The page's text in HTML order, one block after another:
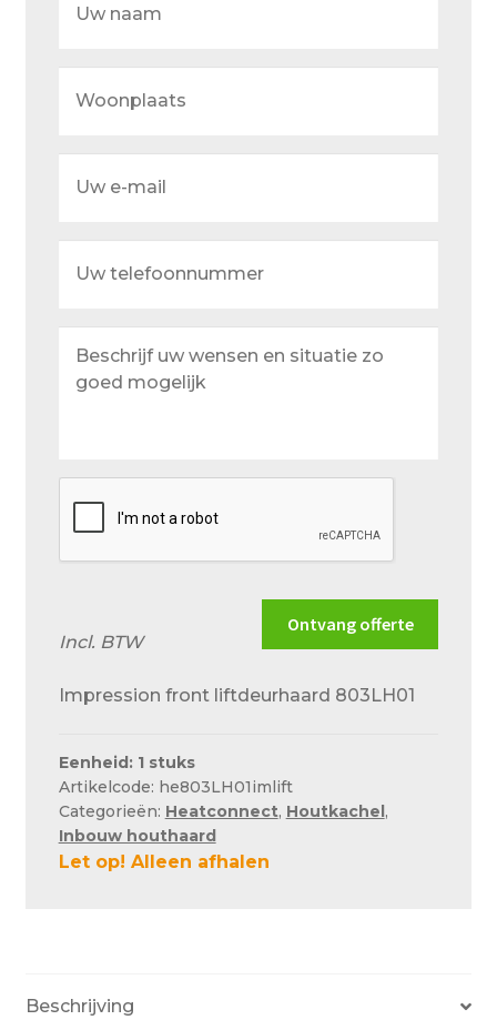
Retouren – Geschillen – Garantie
Service en onderhoud
naam
telefoonnummer
uw
wensen
Ontvang offerte
Incl. BTW
Impression front liftdeurhaard 803LH01
Eenheid: 1 stuks
Artikelcode: he803LH01imlift
Categorieën: Heatconnect, Houtkachel ,
Inbouw houthaard
Let op! Alleen afhalen
Beschrijving